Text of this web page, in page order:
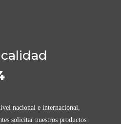
nacional e internacional,
solicitar nuestros productos